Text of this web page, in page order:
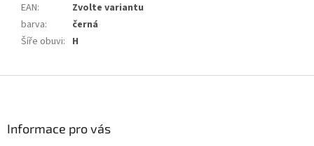
EAN:
Zvolte variantu
barva:
černá
Šíře obuvi: H
Informace pro vás